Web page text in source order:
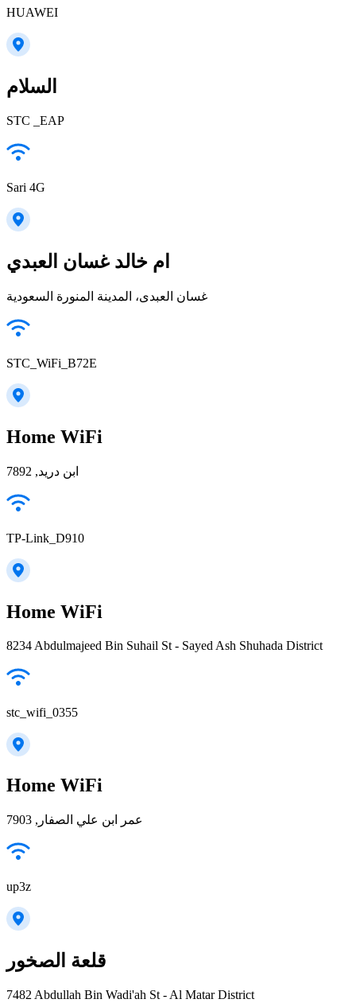
HUAWEI
السلام
STC _EAP
Sari 4G
ام خالد غسان العبدي
غسان العبدى، المدينة المنورة السعودية
STC_WiFi_B72E
Home WiFi
ابن دريد, 7892
TP-Link_D910
Home WiFi
8234 Abdulmajeed Bin Suhail St - Sayed Ash Shuhada District
stc_wifi_0355
Home WiFi
عمر ابن علي الصفار, 7903
up3z
قلعة الصخور
7482 Abdullah Bin Wadi'ah St - Al Matar District